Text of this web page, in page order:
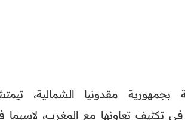
بجمهورية مقدونيا الشمالية،
تكثيف تعاونها مع المغرب، لاسيما